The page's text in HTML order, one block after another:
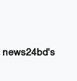
news24bd's